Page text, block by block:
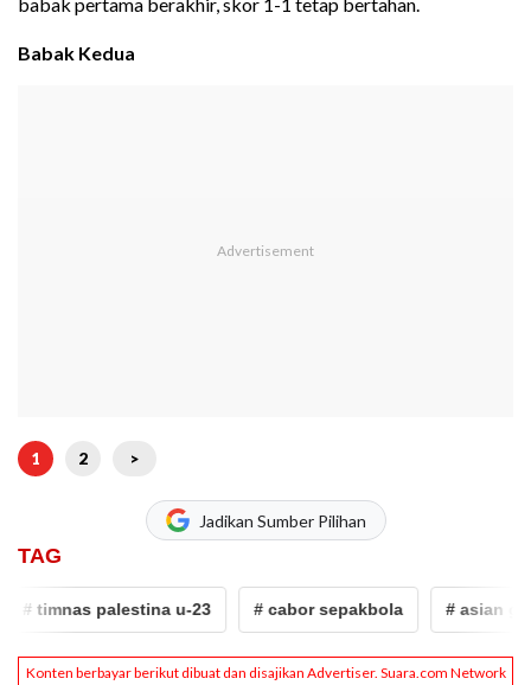
Babak Kedua
1 2 >
Jadikan Sumber Pilihan
TAG
# timnas palestina u-23 # cabor sepakbola # asian